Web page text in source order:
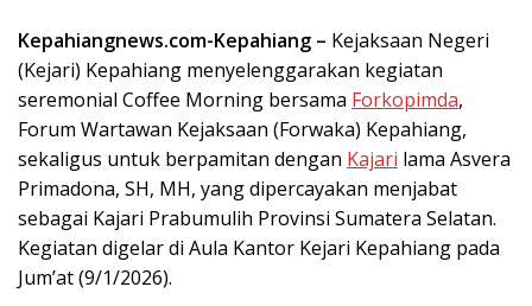
Kepahiangnews.com-Kepahiang – Kejaksaan Negeri
(Kejari) Kepahiang menyelenggarakan kegiatan
seremonial Coffee Morning bersama Forkopimda,
Forum Wartawan Kejaksaan (Forwaka) Kepahiang,
sekaligus untuk berpamitan dengan Kajari lama Asvera
Primadona, SH, MH, yang dipercayakan menjabat
sebagai Kajari Prabumulih Provinsi Sumatera Selatan.
Kegiatan digelar di Aula Kantor Kejari Kepahiang pada
Jum’at (9/1/2026).